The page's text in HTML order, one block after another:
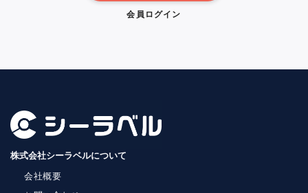
会員ログイン
株式会社シーラベルについて
会社概要